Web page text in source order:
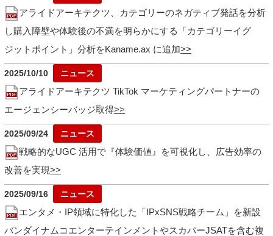
アライドアーキテクツ、カテゴリーのネガティブ発話を分析
し購入障壁や体験後の不満を明らかにする「カテゴリーイグ
ジットポイント」分析をKaname.ax に追加
2025/10/10
アライドアーキテクツ TikTok マーケティングパートナーの
エージェンシーバッジ取得
2025/09/24
戦略的なUGC 活用で『体験価値』を可視化し、広告効率の
改善を実現
2025/09/16
エンタメ・IP領域に特化した「IPxSNS戦略チーム」を新設
バンダイナムコエンターテインメントやスカパーJSATを含む複